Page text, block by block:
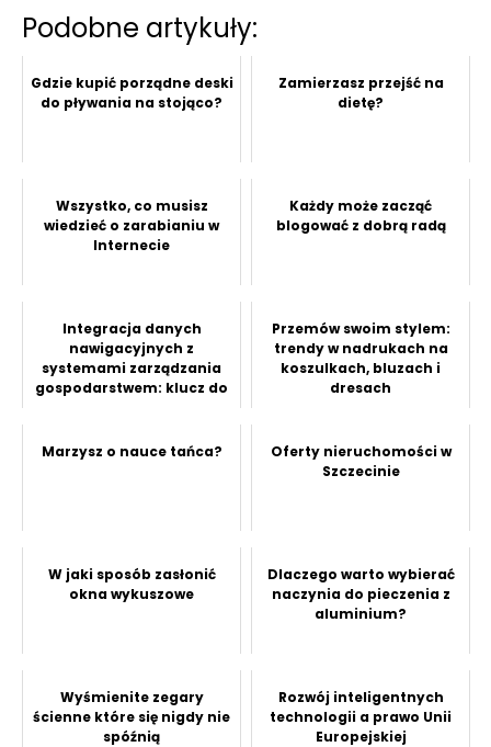
Podobne artykuły:
Gdzie kupić porządne deski
do pływania na stojąco?
Zamierzasz przejść na
dietę?
Wszystko, co musisz
wiedzieć o zarabianiu w
Internecie
Każdy może zacząć
blogować z dobrą radą
Integracja danych
nawigacyjnych z
systemami zarządzania
gospodarstwem: klucz do
Przemów swoim stylem:
trendy w nadrukach na
koszulkach, bluzach i
dresach
Marzysz o nauce tańca?
Oferty nieruchomości w
Szczecinie
W jaki sposób zasłonić
okna wykuszowe
Dlaczego warto wybierać
naczynia do pieczenia z
aluminium?
Wyśmienite zegary
ścienne które się nigdy nie
spóźnią
Rozwój inteligentnych
technologii a prawo Unii
Europejskiej